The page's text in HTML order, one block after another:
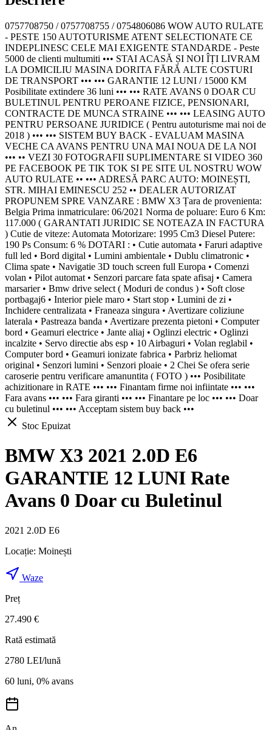
0757708750 / 0757708755 / 0754806086 WOW AUTO RULATE
- PESTE 150 AUTOTURISME ATENT SELECTIONATE CE
INDEPLINESC CELE MAI EXIGENTE STANDARDE - Peste
5000 de clienti multumiti ••• STAI ACASĂ ȘI NOI ÎȚI LIVRAM
LA DOMICILIU MASINA DORITA FĂRĂ ALTE COSTURI
DE TRANSPORT ••• ••• GARANTIE 12 LUNI / 15000 KM
Posibilitate extindere 36 luni ••• ••• RATE AVANS 0 DOAR CU
BULETINUL PENTRU PEROANE FIZICE, PENSIONARI,
CONTRACTE DE MUNCA STRAINE ••• ••• LEASING AUTO
PENTRU PERSOANE JURIDICE ( Pentru autoturisme mai noi de
2018 ) ••• ••• SISTEM BUY BACK - EVALUAM MASINA
VECHE CA AVANS PENTRU UNA MAI NOUA DE LA NOI
••• •• VEZI 30 FOTOGRAFII SUPLIMENTARE SI VIDEO 360
PE FACEBOOK PE TIK TOK SI PE SITE UL NOSTRU WOW
AUTO RULATE •• ••• ADRESĂ PARC AUTO: MOINEȘTI,
STR. MIHAI EMINESCU 252 •• DEALER AUTORIZAT
PROPUNEM SPRE VANZARE : BMW X3 Țara de provenienta:
Belgia Prima inmatriculare: 06/2021 Norma de poluare: Euro 6 Km:
117.000 ( GARANTATI JURIDIC SE NOTEAZA IN FACTURA
) Cutie de viteze: Automata Motorizare: 1995 Cm3 Diesel Putere:
190 Ps Consum: 6 % DOTARI : • Cutie automata • Faruri adaptive
full led • Bord digital • Lumini ambientale • Dublu climatronic •
Clima spate • Navigatie 3D touch screen full Europa • Comenzi
volan • Pilot automat • Senzori parcare fata spate afisaj • Camera
marsarier • Bmw drive select ( Moduri de condus ) • Soft close
portbagaj6 • Interior piele maro • Start stop • Lumini de zi •
Inchidere centralizata • Franeaza singura • Avertizare coliziune
laterala • Pastreaza banda • Avertizare prezenta pietoni • Computer
bord • Geamuri electrice • Jante aliaj • Oglinzi electric • Oglinzi
incalzite • Servo directie abs esp • 10 Airbaguri • Volan reglabil •
Computer bord • Geamuri ionizate fabrica • Parbriz heliomat
original • Senzori lumini • Senzori ploaie • 2 Chei Se ofera serie
caroserie pentru verificare amanuntita ( FOTO ) ••• Posibilitate
achizitionare in RATE ••• ••• Finantam firme noi infiintate ••• •••
Fara avans ••• ••• Fara giranti ••• ••• Finantare pe loc ••• ••• Doar
cu buletinul ••• ••• Acceptam sistem buy back •••
Stoc Epuizat
BMW X3 2021 2.0D E6
GARANTIE 12 LUNI Rate
Avans 0 Doar cu Buletinul
2021 2.0D E6
Locație: Moinești
Waze
Preț
27.490 €
Rată estimată
2780 LEI/lună
60 luni, 0% avans